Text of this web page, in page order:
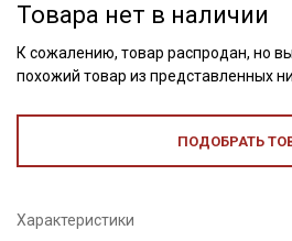
Товара нет в наличии
К сожалению, товар распродан, но
похожий товар из представленных
ПОДОБРАТЬ
Характеристики